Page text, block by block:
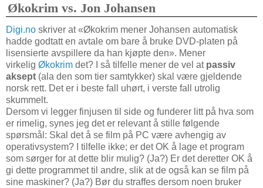
Økokrim vs. Jon Johansen
Digi.no skriver at «Økokrim mener Johansen automatisk
hadde godtatt en avtale om bare å bruke DVD-platen på
lisensierte avspillere da han kjøpte den». Mener
virkelig Økokrim det? I så tilfelle mener de vel at passiv
aksept (ala den som tier samtykker) skal være gjeldende
norsk rett. Det er i beste fall uhørt, i verste fall utrolig
skummelt.
Dersom vi legger finjusen til side og funderer litt på hva som
er rimelig, synes jeg det er relevant å stille følgende
spørsmål: Skal det å se film på PC være avhengig av
operativsystem? I tilfelle ikke; er det OK å lage et program
som sørger for at dette blir mulig? (Ja?) Er det deretter OK å
gi dette programmet til andre, slik at de også kan se film på
sine maskiner? (Ja?) Bør du straffes dersom noen bruker